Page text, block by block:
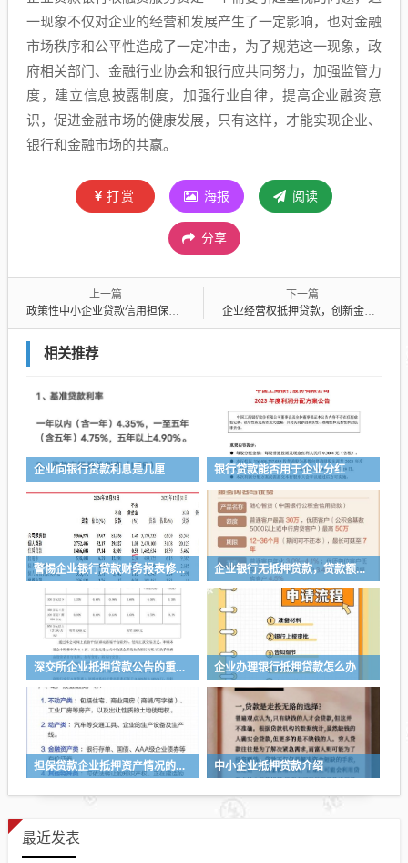
一现象不仅对企业的经营和发展产生了一定影响，也对金融
市场秩序和公平性造成了一定冲击，为了规范这一现象，政
府相关部门、金融行业协会和银行应共同努力，加强监管力
度，建立信息披露制度，加强行业自律，提高企业融资意
识，促进金融市场的健康发展，只有这样，才能实现企业、
银行和金融市场的共赢。
打赏 海报 阅读
分享
上一篇
政策性中小企业贷款信用担保政策，助力中小企业发展的重要支撑
下一篇
企业经营权抵押贷款，创新金融助力企业发展
相关推荐
企业向银行贷款利息是几厘 银行贷款能否用于企业分红
警惕企业银行贷款财务报表修改的风险与应对策略 企业银行无抵押贷款，贷款额度的多与少
深交所企业抵押贷款公告的重要性与影响 企业办理银行抵押贷款怎么办
担保贷款企业抵押资产情况的重要性与分析 中小企业抵押贷款介绍
最近发表